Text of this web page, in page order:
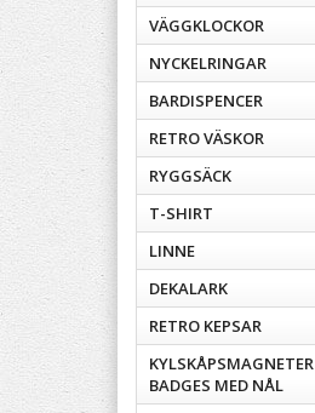
VÄGGKLOCKOR
NYCKELRINGAR
BARDISPENCER
RETRO VÄSKOR
RYGGSÄCK
T-SHIRT
LINNE
DEKALARK
RETRO KEPSAR
KYLSKÅPSMAGNETER
BADGES MED NÅL